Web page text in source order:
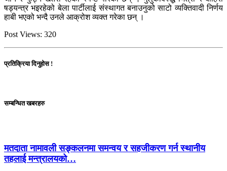
षड्यन्त्र भइरहेको बेला पार्टीलाई संस्थागत बनाउनुको साटो व्यक्तिवादी निर्णय
हाबी भएको भन्दै उनले आक्रोश व्यक्त गरेका छन् ।
Post Views: 320
प्रतिक्रिया दिनुहोस !
सम्बन्धित खबरहरु
मतदाता नामावली सङ्कलनमा समन्वय र सहजीकरण गर्न स्थानीय
तहलाई मन्त्रालयको…